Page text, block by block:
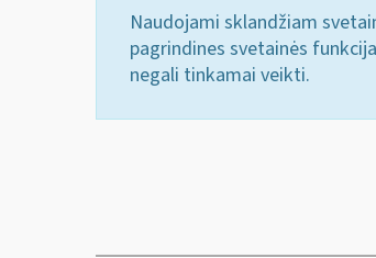
Naudojami sklandžiam
pagrindines svetainės
negali tinkamai veikti.